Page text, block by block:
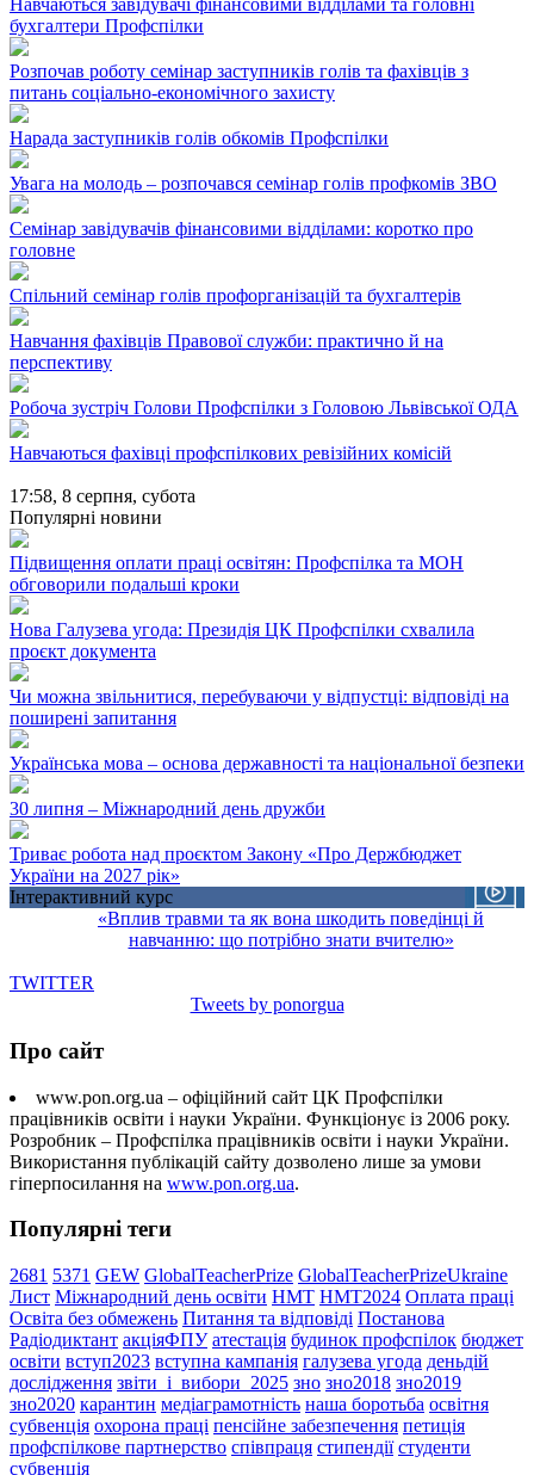
Навчаються завідувачі фінансовими відділами та головні
бухгалтери Профспілки
Розпочав роботу семінар заступників голів та фахівців з
питань соціально-економічного захисту
Нарада заступників голів обкомів Профспілки
Увага на молодь – розпочався семінар голів профкомів ЗВО
Семінар завідувачів фінансовими відділами: коротко про
головне
Спільний семінар голів профорганізацій та бухгалтерів
Навчання фахівців Правової служби: практично й на
перспективу
Робоча зустріч Голови Профспілки з Головою Львівської ОДА
Навчаються фахівці профспілкових ревізійних комісій
17:58, 8 серпня, субота
Популярні новини
Підвищення оплати праці освітян: Профспілка та МОН
обговорили подальші кроки
Нова Галузева угода: Президія ЦК Профспілки схвалила
проєкт документа
Чи можна звільнитися, перебуваючи у відпустці: відповіді на
поширені запитання
Українська мова – основа державності та національної безпеки
30 липня – Міжнародний день дружби
Триває робота над проєктом Закону «Про Держбюджет
України на 2027 рік»
Інтерактивний курс
«Вплив травми та як вона шкодить поведінці й
навчанню: що потрібно знати вчителю»
TWITTER
Tweets by ponorgua
Про сайт
www.pon.org.ua – офіційний сайт ЦК Профспілки
працівників освіти і науки України. Функціонує із 2006 року.
Розробник – Профспілка працівників освіти і науки України.
Використання публікацій сайту дозволено лише за умови
гіперпосилання на www.pon.org.ua.
Популярні теги
2681 5371 GEW GlobalTeacherPrize GlobalTeacherPrizeUkraine
Лист Міжнародний день освіти НМТ НМТ2024 Оплата праці
Освіта без обмежень Питання та відповіді Постанова
Радіодиктант акціяФПУ атестація будинок профспілок бюджет
освіти вступ2023 вступна кампанія галузева угода деньдій
дослідження звіти_і_вибори_2025 зно зно2018 зно2019
зно2020 карантин медіаграмотність наша боротьба освітня
субвенція охорона праці пенсійне забезпечення петиція
профспілкове партнерство співпраця стипендії студенти
субвенція